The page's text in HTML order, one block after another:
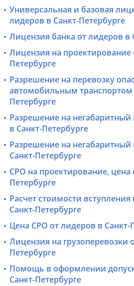
Универсальная и базовая
лидеров в Санкт-Петербурге
Лицензия банка от лидеров в
Лицензия на проектирование
Петербурге
Разрешение на перевозку
автомобильным транспортом
Петербурге
Разрешение на негабаритный
в Санкт-Петербурге
Разрешение на негабаритный
Санкт-Петербурге
СРО на проектирование, цена
Петербурге
Расчет стоимости
Санкт-Петербурге
Цена СРО от лидеров в Санкт-
Лицензия на грузоперевозки
Петербурге
Помощь в оформлении
Санкт-Петербурге